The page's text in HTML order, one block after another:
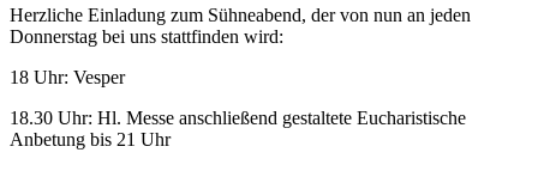
Herzliche Einladung zum Sühneabend, der von nun an jeden
Donnerstag bei uns stattfinden wird:
18 Uhr: Vesper
18.30 Uhr: Hl. Messe anschließend gestaltete Eucharistische
Anbetung bis 21 Uhr